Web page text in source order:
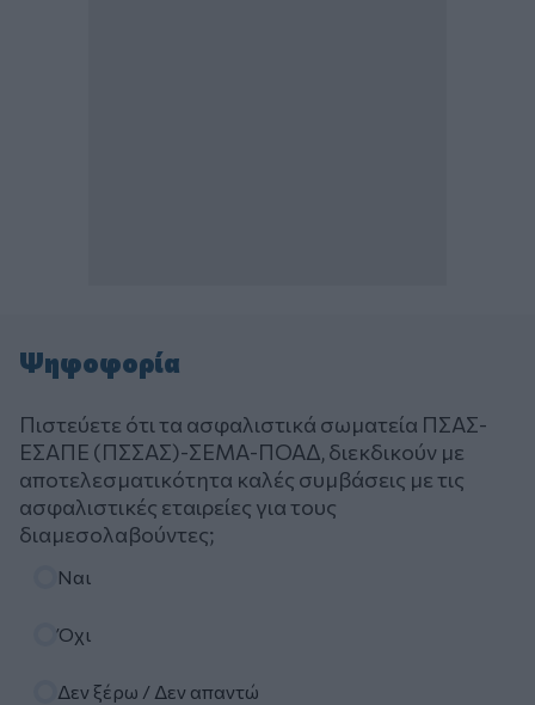
Ψηφοφορία
Πιστεύετε ότι τα ασφαλιστικά σωματεία ΠΣΑΣ-
ΕΣΑΠΕ (ΠΣΣΑΣ)-ΣΕΜΑ-ΠΟΑΔ, διεκδικούν με
αποτελεσματικότητα καλές συμβάσεις με τις
ασφαλιστικές εταιρείες για τους
διαμεσολαβούντες;
Ναι
Όχι
Δεν ξέρω / Δεν απαντώ